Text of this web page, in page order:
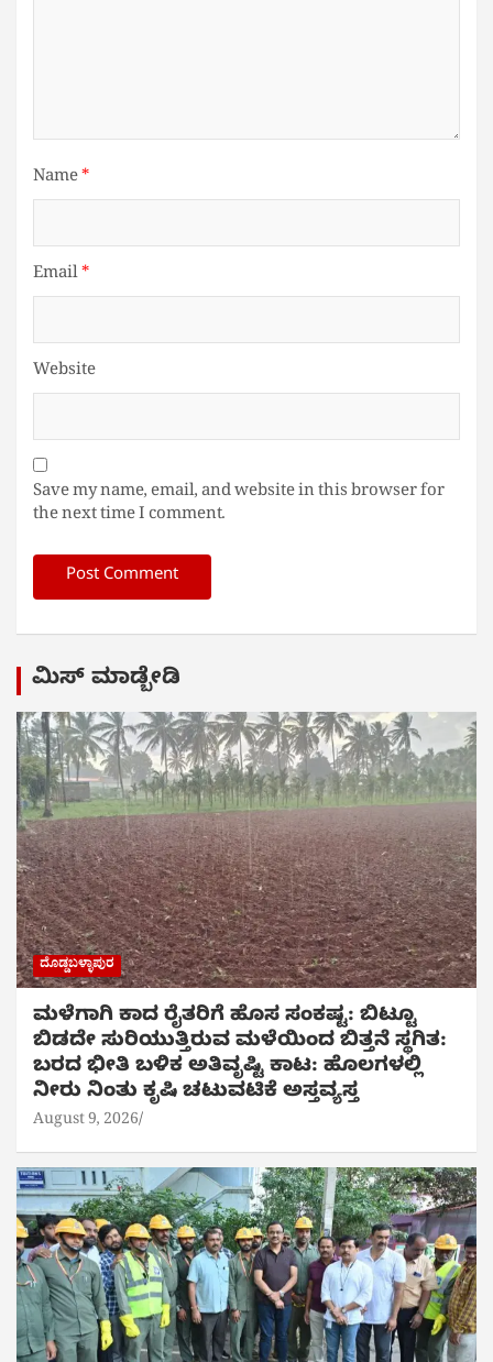
Name*
Email*
Website
Save my name, email, and website in this browser for
the next time I comment.
ಮಿಸ್ ಮಾಡ್ಬೇಡಿ
ದೊಡ್ಡಬಳ್ಳಾಪುರ
ಮಳೆಗಾಗಿ ಕಾದ ರೈತರಿಗೆ ಹೊಸ ಸಂಕಷ್ಟ: ಬಿಟ್ಟೂ
ಬಿಡದೇ ಸುರಿಯುತ್ತಿರುವ ಮಳೆಯಿಂದ ಬಿತ್ತನೆ ಸ್ಥಗಿತ:
ಬರದ ಭೀತಿ ಬಳಿಕ ಅತಿವೃಷ್ಟಿ ಕಾಟ: ಹೊಲಗಳಲ್ಲಿ
ನೀರು ನಿಂತು ಕೃಷಿ ಚಟುವಟಿಕೆ ಅಸ್ತವ್ಯಸ್ತ
August 9, 2026